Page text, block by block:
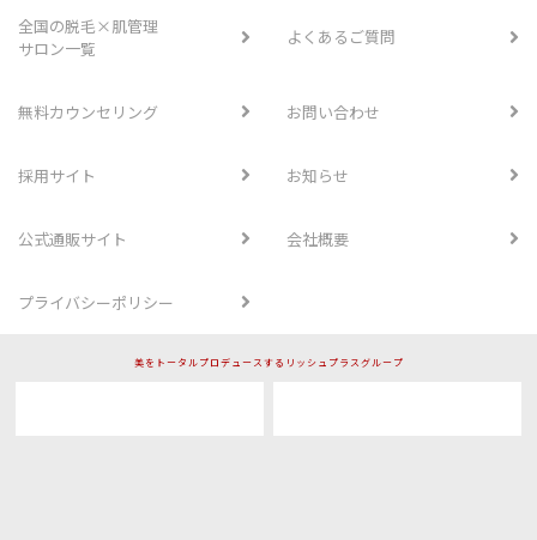
全国の脱毛×肌管理
サロン一覧
よくあるご質問
無料カウンセリング お問い合わせ
採用サイト お知らせ
公式通販サイト 会社概要
プライバシーポリシー
美をトータルプロデュースするリッシュプラスグループ